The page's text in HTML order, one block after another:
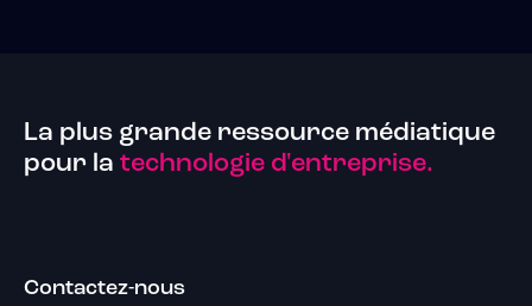
La plus grande ressource médiatique
pour la technologie d'entreprise.
Contactez-nous